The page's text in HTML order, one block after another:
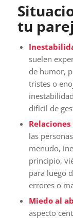
tu
suelen
de humor,
tristes o
difícil de
las
menudo,
principio,
para luego
errores o
Miedo al
aspecto